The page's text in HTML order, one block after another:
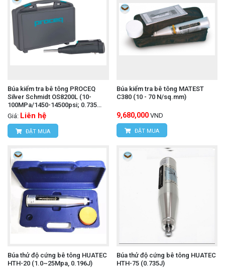
Búa kiểm tra bê tông PROCEQ
Silver Schmidt OS8200L (10-
100MPa/1450-14500psi; 0.735
Nm)
Giá: Liên hệ
ĐẶT MUA
Búa kiểm tra bê tông MATEST
C380 (10 - 70 N/sq.mm)
9,680,000 VND
ĐẶT MUA
Búa thử độ cứng bê tông HUATEC
HTH-20 (1.0~25Mpa, 0.196J)
Búa thử độ cứng bê tông HUATEC
HTH-75 (0.735J)